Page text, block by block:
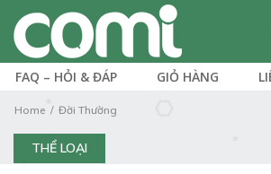
FAQ – HỎI & ĐÁP GIỎ HÀNG
Home Đời Thường
THỂ LOẠI